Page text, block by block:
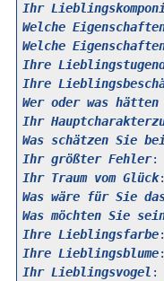
Ihr
Welche
Welche
Ihre
Ihre
Wer oder was
Ihr
Was schätzen Sie
Ihr größter Fehler
Ihr Traum vom Glück
Was wäre für Sie
Was möchten Sie
Ihre Lieblingsfarbe
Ihre Lieblingsblume
Ihr Lieblingsvogel